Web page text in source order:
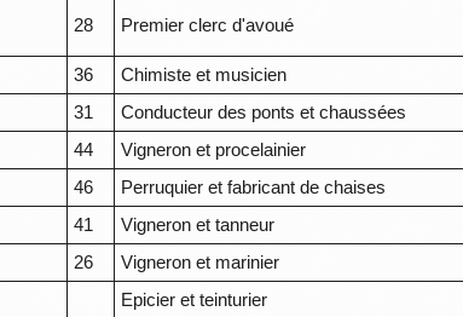
28 Premier clerc d'avoué
36 Chimiste et musicien
31 Conducteur des ponts et chaussées
44 Vigneron et procelainier
46 Perruquier et fabricant de chaises
41 Vigneron et tanneur
26 Vigneron et marinier
Epicier et teinturier